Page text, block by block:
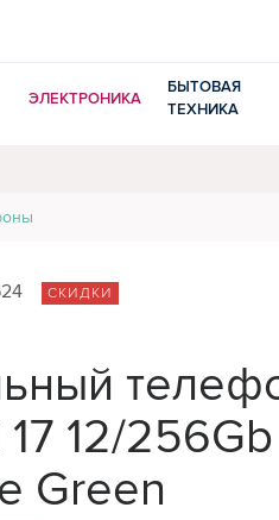
ЭЛЕКТРОНИКА
БЫТОВАЯ
ТЕХНИКА
СКИДКИ
12/256Gb
Green